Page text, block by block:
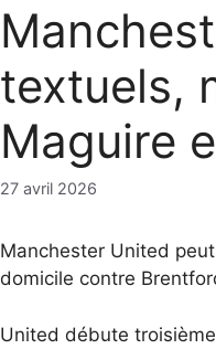
textuels,
Maguire
27 avril 2026
Manchester United
domicile contre
United débute